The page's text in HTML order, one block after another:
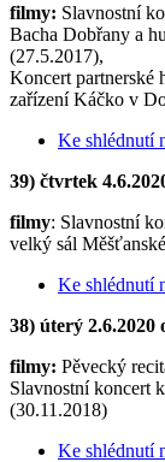
filmy: Slavnostní
Bacha Dobřany a
(27.5.2017),
Koncert partnerské
zařízení Káčko v
Ke shlédnutí
39) čtvrtek
filmy: Slavnostní
velký sál
Ke shlédnutí
38) úterý 2.6.2020
filmy: Pěvecký
Slavnostní koncert
(30.11.2018)
Ke shlédnutí